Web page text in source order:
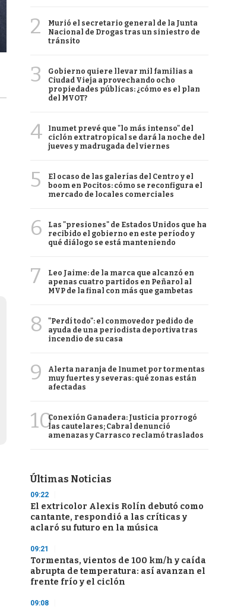
2
Murió el secretario general de la Junta
Nacional de Drogas tras un siniestro de
tránsito
3
Gobierno quiere llevar mil familias a
Ciudad Vieja aprovechando ocho
propiedades públicas: ¿cómo es el plan
del MVOT?
4
Inumet prevé que "lo más intenso" del
ciclón extratropical se dará la noche del
jueves y madrugada del viernes
5
El ocaso de las galerías del Centro y el
boom en Pocitos: cómo se reconfigura el
mercado de locales comerciales
6
Las "presiones" de Estados Unidos que ha
recibido el gobierno en este período y
qué diálogo se está manteniendo
7
Leo Jaime: de la marca que alcanzó en
apenas cuatro partidos en Peñarol al
MVP de la final con más que gambetas
8
"Perdí todo": el conmovedor pedido de
ayuda de una periodista deportiva tras
incendio de su casa
9
Alerta naranja de Inumet por tormentas
muy fuertes y severas: qué zonas están
afectadas
10Conexión Ganadera: Justicia prorrogó
las cautelares; Cabral denunció
amenazas y Carrasco reclamó traslados
Últimas Noticias
09:22
El extricolor Alexis Rolín debutó como
cantante, respondió a las críticas y
aclaró su futuro en la música
09:21
Tormentas, vientos de 100 km/h y caída
abrupta de temperatura: así avanzan el
frente frío y el ciclón
09:08